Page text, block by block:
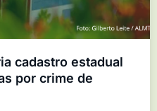
cadastro estadual
por crime de